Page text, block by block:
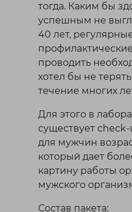
тогда. Каким бы
успешным не
40 лет,
проводить
хотел бы не
течение многих
Для этого в
существует
для мужчин
который дает
картину работы
мужского
Состав пакета: